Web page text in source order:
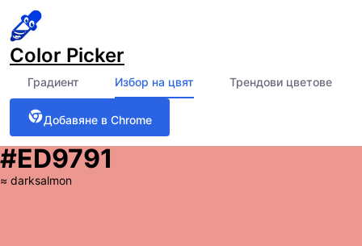
Color Picker
Градиент Избор на цвят Трендови цветове
Добавяне в Chrome
#ED9791
≈ darksalmon